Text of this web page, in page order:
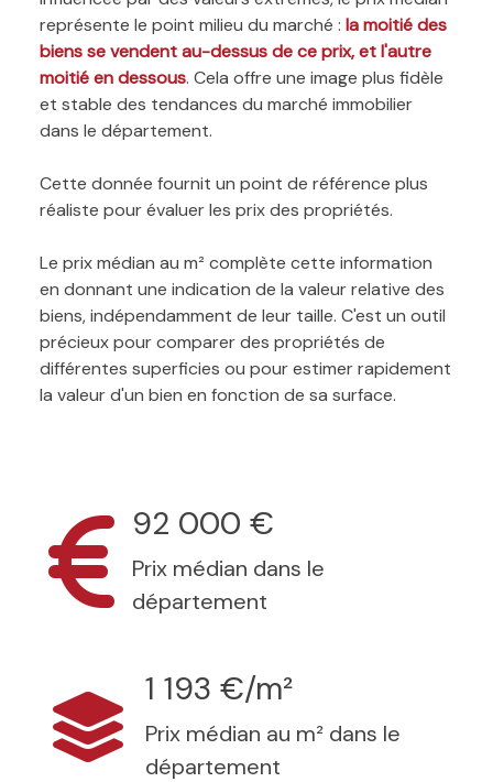
représente le point milieu du marché : la moitié des
biens se vendent au-dessus de ce prix, et l'autre
moitié en dessous. Cela offre une image plus fidèle
et stable des tendances du marché immobilier
dans le département.
Cette donnée fournit un point de référence plus
réaliste pour évaluer les prix des propriétés.
Le prix médian au m² complète cette information
en donnant une indication de la valeur relative des
biens, indépendamment de leur taille. C'est un outil
précieux pour comparer des propriétés de
différentes superficies ou pour estimer rapidement
la valeur d'un bien en fonction de sa surface.
92 000 €
Prix médian dans le
département
1 193 €/m²
Prix médian au m² dans le
département